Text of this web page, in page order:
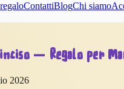
ContattiBlogChi siamo
— Regalo per
2026